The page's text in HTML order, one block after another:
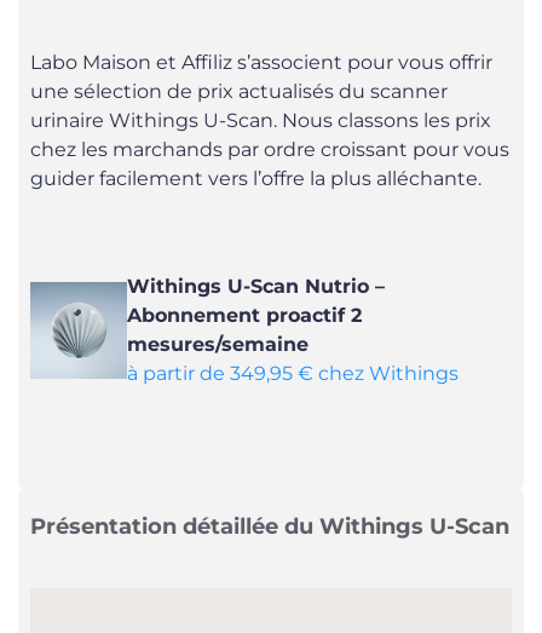
Labo Maison et Affiliz s’associent pour vous offrir
une sélection de prix actualisés du scanner
urinaire Withings U-Scan. Nous classons les prix
chez les marchands par ordre croissant pour vous
guider facilement vers l’offre la plus alléchante.
Withings U-Scan Nutrio –
Abonnement proactif 2
mesures/semaine
à partir de 349,95 € chez Withings
Présentation détaillée du Withings U-Scan